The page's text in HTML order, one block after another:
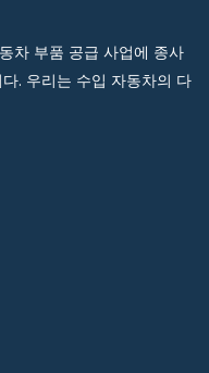
차 부품 공급 사업에 종사
. 우리는 수입 자동차의 다